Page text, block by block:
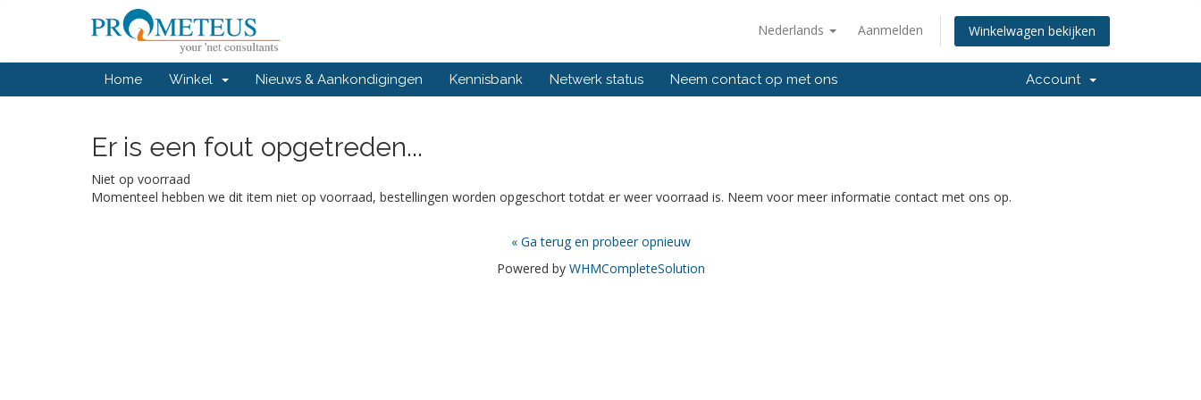
Nederlands Aanmelden Winkelwagen bekijken
Home Winkel Nieuws & Aankondigingen Kennisbank Netwerk status Neem contact op met ons Account
Er is een fout opgetreden...
Niet op voorraad
Momenteel hebben we dit item niet op voorraad, bestellingen worden opgeschort totdat er weer voorraad is. Neem voor meer informatie contact met ons op.
« Ga terug en probeer opnieuw
Powered by WHMCompleteSolution